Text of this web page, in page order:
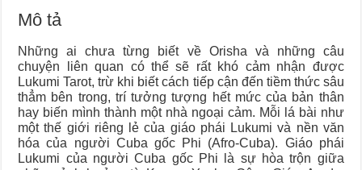
Mô tả
Những ai chưa từng biết về Orisha và những câu
chuyện liên quan có thể sẽ rất khó cảm nhận được
Lukumi Tarot, trừ khi biết cách tiếp cận đến tiềm thức sâu
thẳm bên trong, trí tưởng tượng hết mức của bản thân
hay biến mình thành một nhà ngoại cảm. Mỗi lá bài như
một thế giới riêng lẻ của giáo phái Lukumi và nền văn
hóa của người Cuba gốc Phi (Afro-Cuba). Giáo phái
Lukumi của người Cuba gốc Phi là sự hòa trộn giữa